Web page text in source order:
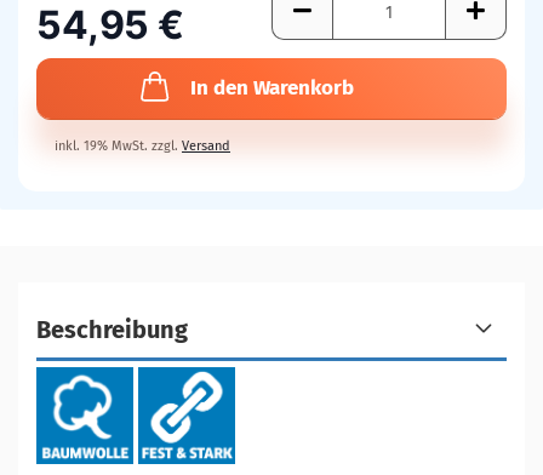
54,95 €
In den Warenkorb
inkl. 19% MwSt. zzgl. Versand
Beschreibung